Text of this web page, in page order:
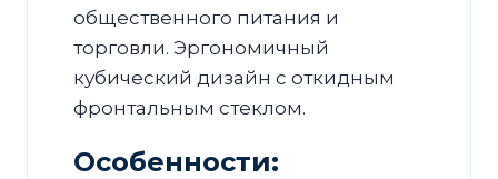
общественного питания и
торговли. Эргономичный
кубический дизайн с откидным
фронтальным стеклом.
Особенности: